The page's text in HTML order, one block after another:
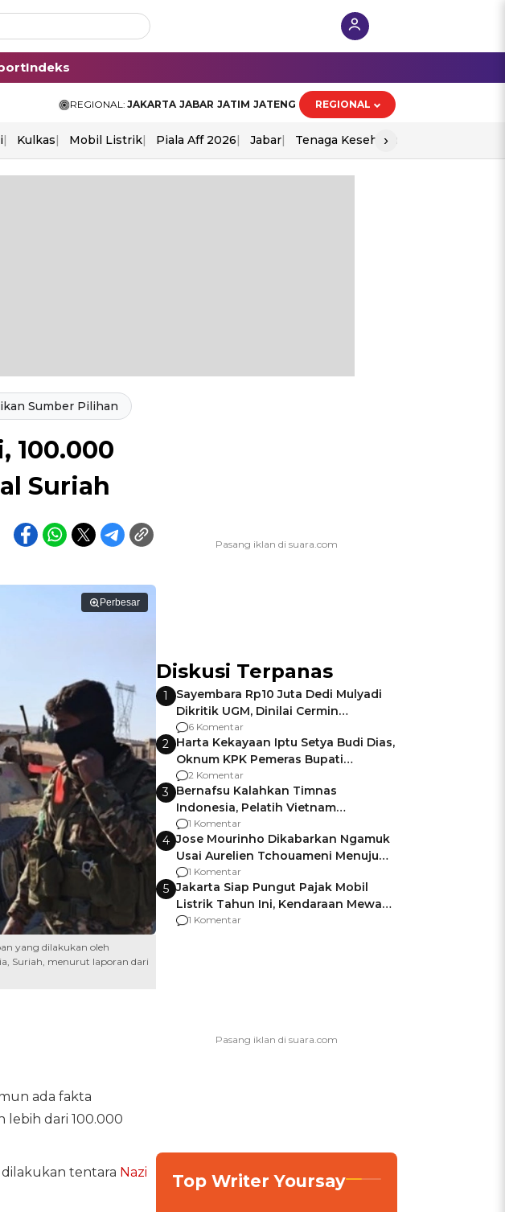
Indeks
REGIONAL: JAKARTA JABAR JATIM JATENG REGIONAL
Kulkas Mobil Listrik Piala Aff 2026 Jabar Tenaga Kesehatan
›
Sumber Pilihan
100.000
Suriah
Perbesar
yang dilakukan oleh
Suriah, menurut laporan dari
ada fakta
lebih dari 100.000
dilakukan tentara Nazi
Diskusi Terpanas
1
Sayembara Rp10 Juta Dedi Mulyadi
Dikritik UGM, Dinilai Cermin
Gagalnya Negara Jamin Keamanan
6 Komentar
2 Harta Kekayaan Iptu Setya Budi Dias,
Oknum KPK Pemeras Bupati
Pemalang
2 Komentar
3 Bernafsu Kalahkan Timnas
Indonesia, Pelatih Vietnam
Berencana Pakai Jimat di Pakansari
1 Komentar
4 Jose Mourinho Dikabarkan Ngamuk
Usai Aurelien Tchouameni Menuju
Manchester United
1 Komentar
5 Jakarta Siap Pungut Pajak Mobil
Listrik Tahun Ini, Kendaraan Mewah
Kena hingga 75% PKB
1 Komentar
Top Writer Yoursay